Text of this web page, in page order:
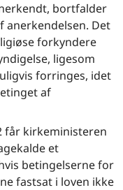
bortfalder
anerkendelsen. Det
forkyndere
ligesom
forringes, idet
af
får kirkeministeren
et
betingelserne for
fastsat i loven ikke